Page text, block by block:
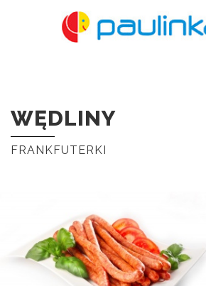
WĘDLINY
FRANKFUTERKI